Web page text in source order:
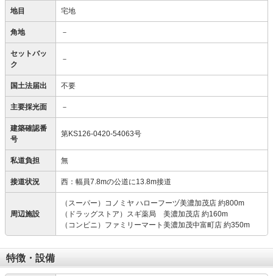
地目 宅地
角地 －
セットバッ
ク
－
国土法届出 不要
主要採光面 －
建築確認番
号
第KS126-0420-54063号
私道負担 無
接道状況 西：幅員7.8mの公道に13.8m接道
周辺施設
（スーパー）コノミヤ ハローフーヅ美濃加茂店 約800m
（ドラッグストア）スギ薬局 美濃加茂店 約160m
（コンビニ）ファミリーマート美濃加茂中富町店 約350m
特徴・設備